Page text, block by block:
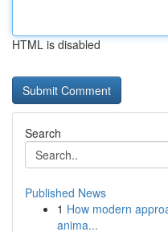
HTML is disabled
Search
Published News
1 How modern
anima...